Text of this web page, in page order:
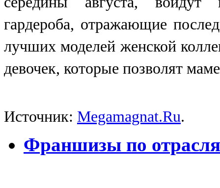
гардероба, отражающие
лучших моделей женской
девочек, которые позволят
Источник: Megamagnat.Ru.
Франшизы по